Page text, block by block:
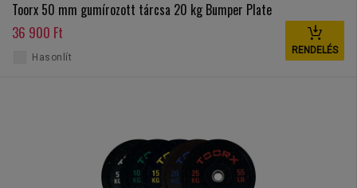
Toorx 50 mm gumírozott tárcsa 20 kg Bumper Plate
36 900 Ft
RENDELÉS
Hasonlít